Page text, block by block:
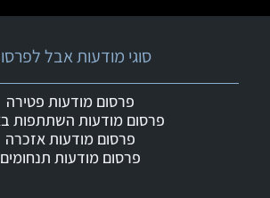
סוגי מודעות אבל
פרסום מודעות פטירה
פרסום מודעות השתתפות
פרסום מודעות אזכרה
פרסום מודעות תנחומים